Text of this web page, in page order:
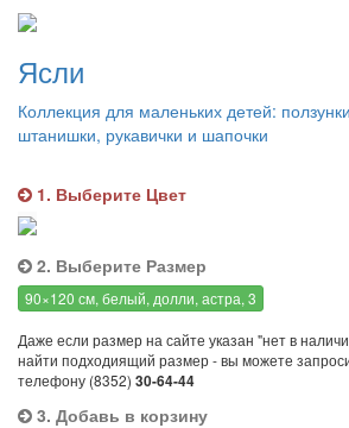
Ясли
Коллекция для маленьких детей:
штанишки, рукавички и шапочки
1. Выберите Цвет
2. Выберите Размер
90×120 см, белый, долли, астра, 3
Даже если размер на сайте указан "нет в
найти подходиящий размер - вы можете
телефону (8352) 30-64-44
3. Добавь в корзину